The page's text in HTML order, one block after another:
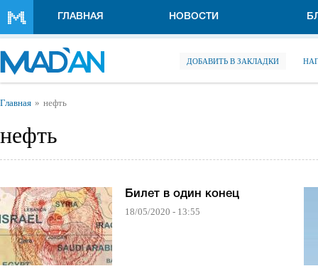
ГЛАВНАЯ НОВОСТИ
ДОБАВИТЬ В ЗАКЛАДКИ
Вы здесь
Главная нефть
нефть
Билет в один конец
18/05/2020 - 13:55